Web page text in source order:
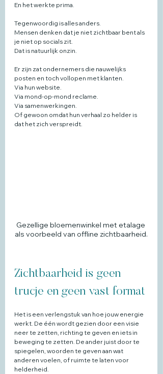
En het werkte prima.
Tegenwoordig is alles anders.
Mensen denken dat je niet zichtbaar bent als
je niet op socials zit.
Dat is natuurlijk onzin.
Er zijn zat ondernemers die nauwelijks
posten en toch vollopen met klanten.
Via hun website.
Via mond-op-mond reclame.
Via samenwerkingen.
Of gewoon omdat hun verhaal zo helder is
dat het zich verspreidt.
Gezellige bloemenwinkel met etalage
als voorbeeld van offline zichtbaarheid.
Zichtbaarheid is geen
trucje en geen vast format
Het is een verlengstuk van hoe jouw energie
werkt. De één wordt gezien door een visie
neer te zetten, richting te geven en iets in
beweging te zetten. De ander juist door te
spiegelen, woorden te geven aan wat
anderen voelen, of ruimte te laten voor
helderheid.